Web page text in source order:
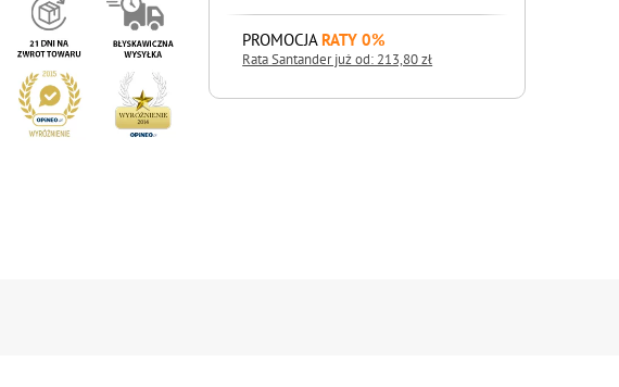
PROMOCJA RATY 0%
Rata Santander już od: 213,80 zł